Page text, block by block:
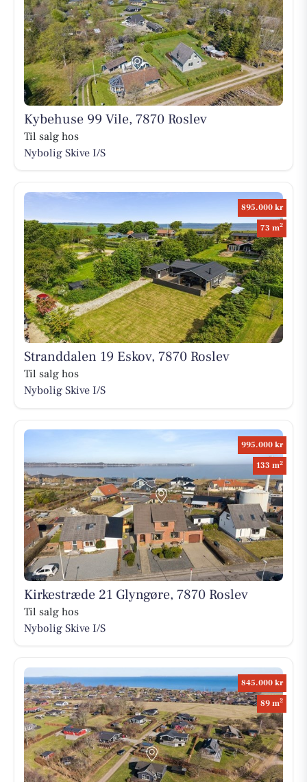
Kybehuse 99 Vile, 7870 Roslev
Til salg hos
Nybolig Skive I/S
895.000 kr
73 m2
Stranddalen 19 Eskov, 7870 Roslev
Til salg hos
Nybolig Skive I/S
995.000 kr
133 m2
Kirkestræde 21 Glyngøre, 7870 Roslev
Til salg hos
Nybolig Skive I/S
845.000 kr
89 m2